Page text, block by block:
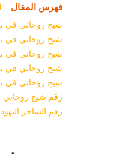
فهرس المقال
شيخ روحاني في
شيخ روحاني في
شيخ روحاني في
شيخ روحاني في
شيخ روحاني في
رقم شيخ
رقم الساحر